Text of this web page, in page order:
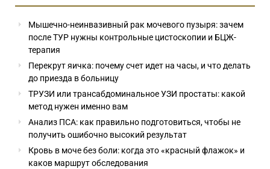
Мышечно-неинвазивный рак мочевого пузыря: зачем
после ТУР нужны контрольные цистоскопии и БЦЖ-
терапия
Перекрут яичка: почему счет идет на часы, и что делать
до приезда в больницу
ТРУЗИ или трансабдоминальное УЗИ простаты: какой
метод нужен именно вам
Анализ ПСА: как правильно подготовиться, чтобы не
получить ошибочно высокий результат
Кровь в моче без боли: когда это «красный флажок» и
каков маршрут обследования